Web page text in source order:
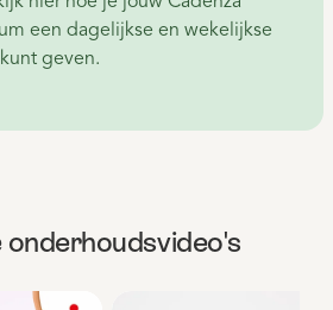
een dagelijkse en wekelijkse
geven.